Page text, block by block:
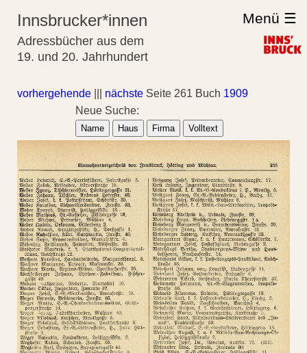
Innsbrucker*innen
Adressbücher aus dem
19. und 20. Jahrhundert
Menü ☰
vorhergehende nächste Seite 261 Buch 1909
Neue Suche:
Name Haus Firma Volltext